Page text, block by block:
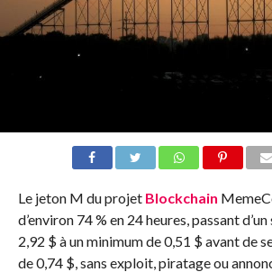
Le jeton M du projet Blockchain
d’environ 74 % en 24 heures, passant
2,92 $ à un minimum de 0,51 $ avant de
de 0,74 $, sans exploit, piratage ou